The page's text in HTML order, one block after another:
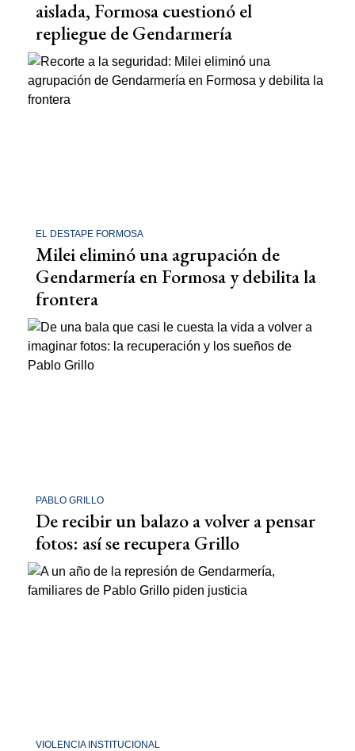
aislada, Formosa cuestionó el
repliegue de Gendarmería
EL DESTAPE FORMOSA
Milei eliminó una agrupación de
Gendarmería en Formosa y debilita la
frontera
PABLO GRILLO
De recibir un balazo a volver a pensar
fotos: así se recupera Grillo
VIOLENCIA INSTITUCIONAL